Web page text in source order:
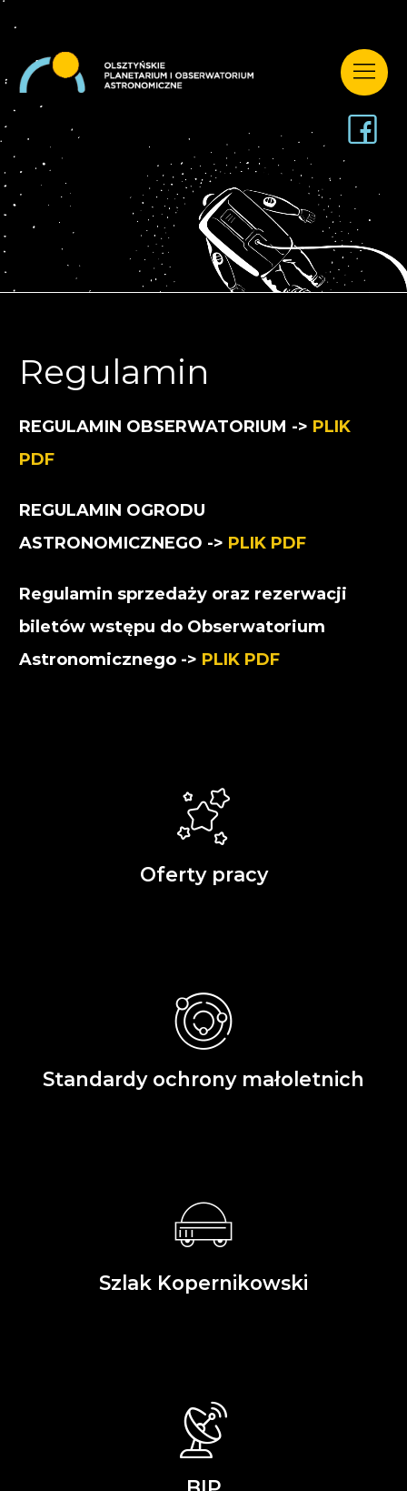
Regulamin
REGULAMIN OBSERWATORIUM -> PLIK
PDF
REGULAMIN OGRODU
ASTRONOMICZNEGO -> PLIK PDF
Regulamin sprzedaży oraz rezerwacji
biletów wstępu do Obserwatorium
Astronomicznego -> PLIK PDF
Oferty pracy
Standardy ochrony małoletnich
Szlak Kopernikowski